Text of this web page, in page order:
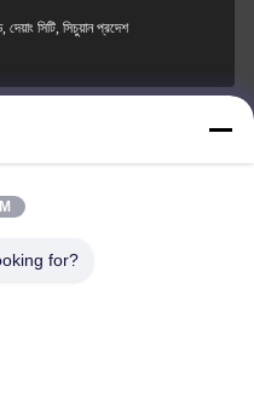
সিটি, সিচুয়ান প্রদেশ
for?